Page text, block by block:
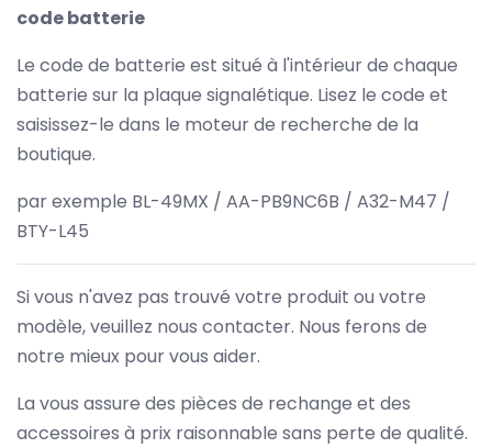
code batterie
Le code de batterie est situé à l'intérieur de chaque
batterie sur la plaque signalétique. Lisez le code et
saisissez-le dans le moteur de recherche de la
boutique.
par exemple BL-49MX / AA-PB9NC6B / A32-M47 /
BTY-L45
Si vous n'avez pas trouvé votre produit ou votre
modèle, veuillez nous contacter. Nous ferons de
notre mieux pour vous aider.
La vous assure des pièces de rechange et des
accessoires à prix raisonnable sans perte de qualité.